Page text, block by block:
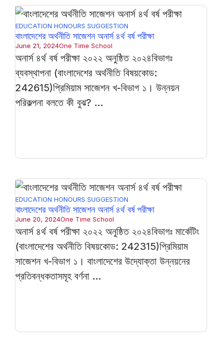
EDUCATION HONOURS SUGGESTION
বাংলাদেশের অর্থনীতি সাজেশন অনার্স ৪র্থ বর্ষ পরীক্ষা
June 21, 2024One Time School
অনার্স ৪র্থ বর্ষ পরীক্ষা ২০২২ অনুষ্ঠিত ২০২৪বিভাগঃ
ব্যবস্থাপনা (বাংলাদেশের অর্থনীতি বিষয়কোড:
242615)প্রিমিয়াম সাজেশন খ-বিভাগ ১। উন্নয়ন
পরিকল্পনা বলতে কী বুঝ? ...
EDUCATION HONOURS SUGGESTION
বাংলাদেশের অর্থনীতি সাজেশন অনার্স ৪র্থ বর্ষ পরীক্ষা
June 20, 2024One Time School
অনার্স ৪র্থ বর্ষ পরীক্ষা ২০২২ অনুষ্ঠিত ২০২৪বিভাগঃ মার্কেটিং
(বাংলাদেশের অর্থনীতি বিষয়কোড: 242315)প্রিমিয়াম
সাজেশন খ-বিভাগ ১। বাংলাদেশের উদ্যোক্তা উন্নয়নের
প্রতিবন্ধকতাসমূহ বর্ণনা ...